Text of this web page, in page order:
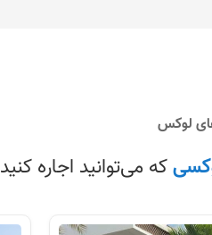
لوکس
که می‌توانید اجاره کنید